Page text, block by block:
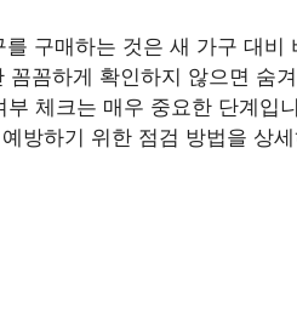
구매하는 것은 새 가구 대비
꼼하게 확인하지 않으면 숨
체크는 매우 중요한 단계입
방하기 위한 점검 방법을 상